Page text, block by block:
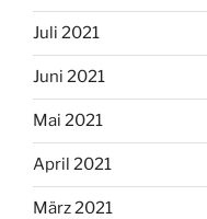
Juli 2021
Juni 2021
Mai 2021
April 2021
März 2021